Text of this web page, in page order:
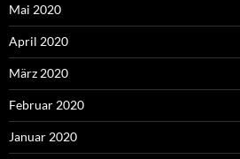
Mai 2020
April 2020
März 2020
Februar 2020
Januar 2020